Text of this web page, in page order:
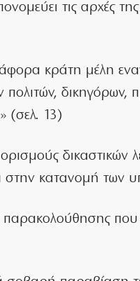
τις αρχές
κράτη μέλη
δικηγόρων,
(σελ. 13)
δικαστικών
στην κατανομή
παρακολούθησης